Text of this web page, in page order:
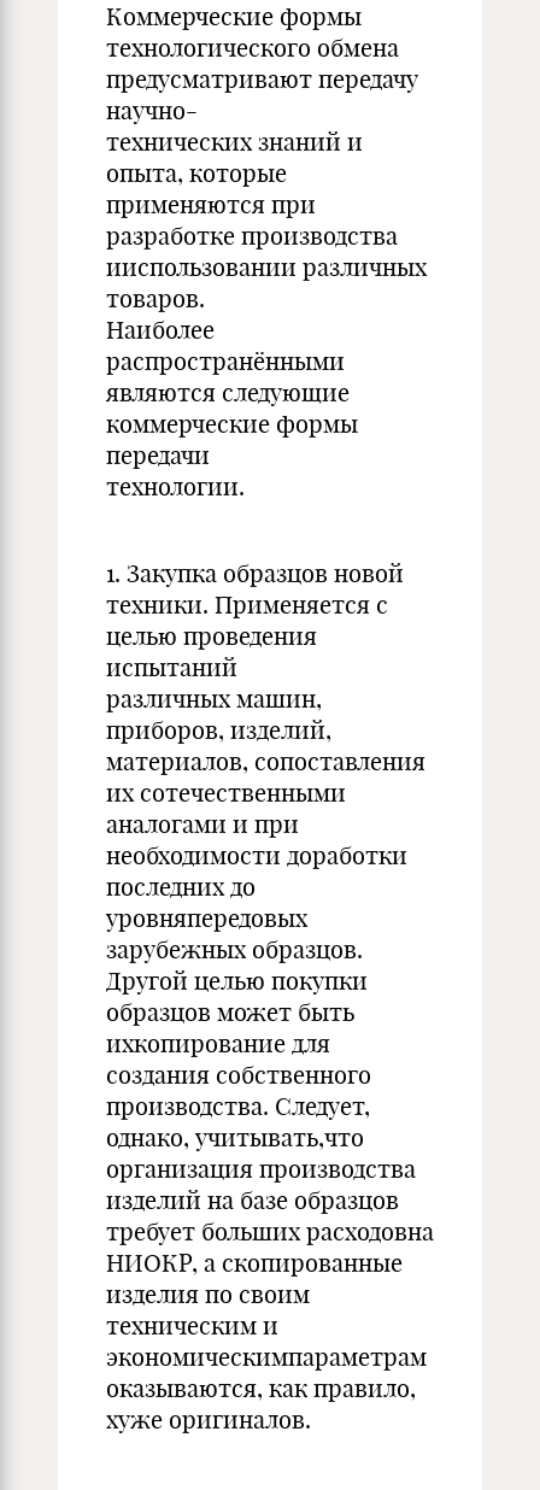
Коммерческие формы
технологического обмена
предусматривают передачу
научно-
технических знаний и
опыта, которые
применяются при
разработке производства
ииспользовании различных
товаров.
Наиболее
распространёнными
являются следующие
коммерческие формы
передачи
технологии.
1. Закупка образцов новой
техники. Применяется с
целью проведения
испытаний
различных машин,
приборов, изделий,
материалов, сопоставления
их сотечественными
аналогами и при
необходимости доработки
последних до
уровняпередовых
зарубежных образцов.
Другой целью покупки
образцов может быть
ихкопирование для
создания собственного
производства. Следует,
однако, учитывать,что
организация производства
изделий на базе образцов
требует больших расходовна
НИОКР, а скопированные
изделия по своим
техническим и
экономическимпараметрам
оказываются, как правило,
хуже оригиналов.